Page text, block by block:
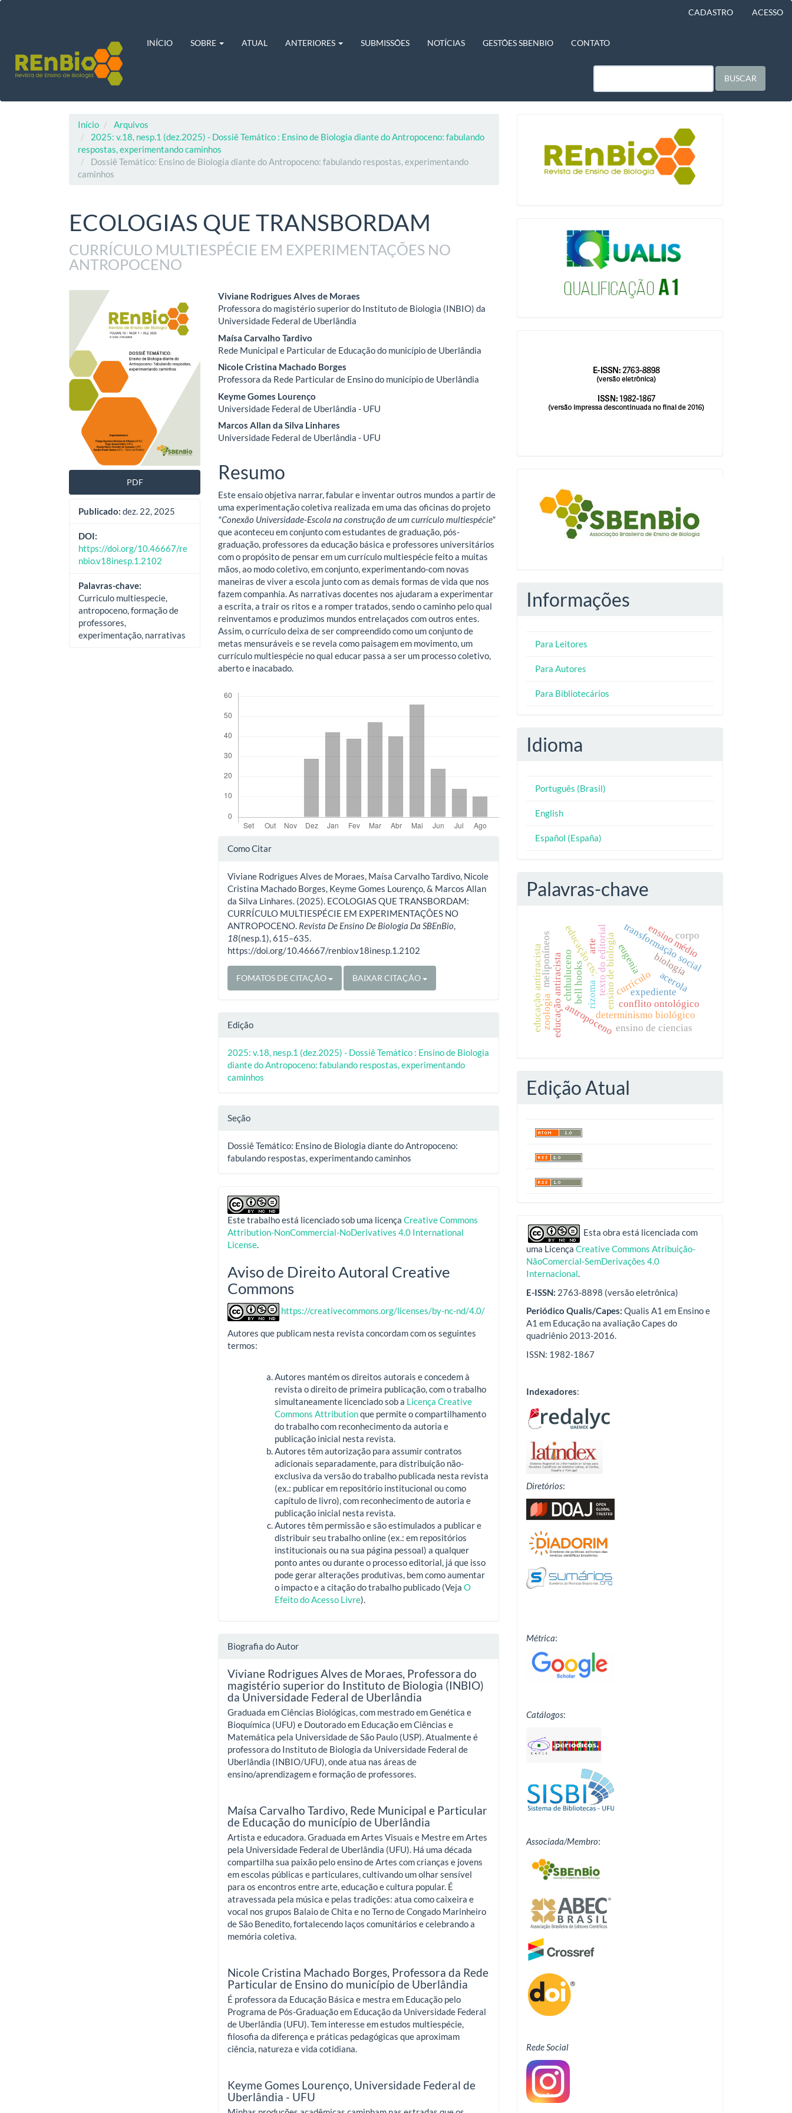
Barra
Lateral
CADASTRO ACESSO
INÍCIO SOBRE ATUAL ANTERIORES SUBMISSÕES NOTÍCIAS GESTÕES SBENBIO CONTATO
BUSCAR
Início
Arquivos
2025: v.18, nesp.1 (dez.2025) - Dossiê Temático : Ensino de Biologia diante do Antropoceno: fabulando
respostas, experimentando caminhos
Dossiê Temático: Ensino de Biologia diante do Antropoceno: fabulando respostas, experimentando
caminhos
ECOLOGIAS QUE TRANSBORDAM
CURRÍCULO MULTIESPÉCIE EM EXPERIMENTAÇÕES NO
ANTROPOCENO
Barra
lateral
de
artigos
PDF
Publicado: dez. 22, 2025
DOI:
https://doi.org/10.46667/re
nbio.v18inesp.1.2102
Palavras-chave:
Curriculo multiespecie,
antropoceno, formação de
professores,
experimentação, narrativas
Conteúdo
do
artigo
principal
Viviane Rodrigues Alves de Moraes
Professora do magistério superior do Instituto de Biologia (INBIO) da
Universidade Federal de Uberlândia
Maísa Carvalho Tardivo
Rede Municipal e Particular de Educação do município de Uberlândia
Nicole Cristina Machado Borges
Professora da Rede Particular de Ensino do município de Uberlândia
Keyme Gomes Lourenço
Universidade Federal de Uberlândia - UFU
Marcos Allan da Silva Linhares
Universidade Federal de Uberlândia - UFU
Resumo
Este ensaio objetiva narrar, fabular e inventar outros mundos a partir de
uma experimentação coletiva realizada em uma das oficinas do projeto
"Conexão Universidade-Escola na construção de um currículo multiespécie"
que aconteceu em conjunto com estudantes de graduação, pós-
graduação, professores da educação básica e professores universitários
com o propósito de pensar em um currículo multiespécie feito a muitas
mãos, ao modo coletivo, em conjunto, experimentando-com novas
maneiras de viver a escola junto com as demais formas de vida que nos
fazem companhia. As narrativas docentes nos ajudaram a experimentar
a escrita, a trair os ritos e a romper tratados, sendo o caminho pelo qual
reinventamos e produzimos mundos entrelaçados com outros entes.
Assim, o currículo deixa de ser compreendido como um conjunto de
metas mensuráveis e se revela como paisagem em movimento, um
currículo multiespécie no qual educar passa a ser um processo coletivo,
aberto e inacabado.
Detalhes
artigo
Como Citar
Viviane Rodrigues Alves de Moraes, Maísa Carvalho Tardivo, Nicole
Cristina Machado Borges, Keyme Gomes Lourenço, & Marcos Allan
da Silva Linhares. (2025). ECOLOGIAS QUE TRANSBORDAM:
CURRÍCULO MULTIESPÉCIE EM EXPERIMENTAÇÕES NO
ANTROPOCENO. Revista De Ensino De Biologia Da SBEnBio,
18(nesp.1), 615–635.
https://doi.org/10.46667/renbio.v18inesp.1.2102
FOMATOS DE CITAÇÃO BAIXAR CITAÇÃO
Edição
2025: v.18, nesp.1 (dez.2025) - Dossiê Temático : Ensino de Biologia
diante do Antropoceno: fabulando respostas, experimentando
caminhos
Seção
Dossiê Temático: Ensino de Biologia diante do Antropoceno:
fabulando respostas, experimentando caminhos
Este trabalho está licenciado sob uma licençaCreative Commons
Attribution-NonCommercial-NoDerivatives 4.0 International
License.
Aviso de Direito Autoral Creative
Commons
https://creativecommons.org/licenses/by-nc-nd/4.0/
Autores que publicam nesta revista concordam com os seguintes
termos:
Autores mantém os direitos autorais e concedem à
revista o direito de primeira publicação, com o trabalho
simultaneamente licenciado sob a Licença Creative
Commons Attributionque permite o compartilhamento
do trabalho com reconhecimento da autoria e
publicação inicial nesta revista.
Autores têm autorização para assumir contratos
adicionais separadamente, para distribuição não-
exclusiva da versão do trabalho publicada nesta revista
(ex.: publicar em repositório institucional ou como
capítulo de livro), com reconhecimento de autoria e
publicação inicial nesta revista.
Autores têm permissão e são estimulados a publicar e
distribuir seu trabalho online (ex.: em repositórios
institucionais ou na sua página pessoal) a qualquer
ponto antes ou durante o processo editorial, já que isso
pode gerar alterações produtivas, bem como aumentar
o impacto e a citação do trabalho publicado (VejaO
Efeito do Acesso Livre).
Biografia do Autor
Viviane Rodrigues Alves de Moraes, Professora do
magistério superior do Instituto de Biologia (INBIO)
da Universidade Federal de Uberlândia
Graduada em Ciências Biológicas, com mestrado em Genética e
Bioquímica (UFU) e Doutorado em Educação em Ciências e
Matemática pela Universidade de São Paulo (USP). Atualmente é
professora do Instituto de Biologia da Universidade Federal de
Uberlândia (INBIO/UFU), onde atua nas áreas de
ensino/aprendizagem e formação de professores.
Maísa Carvalho Tardivo, Rede Municipal e Particular
de Educação do município de Uberlândia
Artista e educadora. Graduada em Artes Visuais e Mestre em Artes
pela Universidade Federal de Uberlândia (UFU). Há uma década
compartilha sua paixão pelo ensino de Artes com crianças e jovens
em escolas públicas e particulares, cultivando um olhar sensível
para os encontros entre arte, educação e cultura popular. É
atravessada pela música e pelas tradições: atua como caixeira e
vocal nos grupos Balaio de Chita e no Terno de Congado Marinheiro
de São Benedito, fortalecendo laços comunitários e celebrando a
memória coletiva.
Nicole Cristina Machado Borges, Professora da Rede
Particular de Ensino do município de Uberlândia
É professora da Educação Básica e mestra em Educação pelo
Programa de Pós-Graduação em Educação da Universidade Federal
de Uberlândia (UFU). Tem interesse em estudos multiespécie,
filosofia da diferença e práticas pedagógicas que aproximam
ciência, natureza e vida cotidiana.
Keyme Gomes Lourenço, Universidade Federal de
Uberlândia - UFU
qualis
blocologosbenbio
Informações
Para Leitores
Para Autores
Para Bibliotecários
Idioma
Português (Brasil)
English
Español (España)
Palavras-chave
texto do editorial eugenia
ensino de biologia
determinismo biológico
transformação social
antropoceno
expediente
educação cts;
educação antiracista bell hooks biologia
conflito ontológico
chthuluceno currículo acerola
ensino médio
meliponíneos
zoologia ensino de ciencias
educação antirracista rizoma
arte
corpo
Edição Atual
indexadoresEsta obra está licenciada com
uma Licença Creative Commons Atribuição-
NãoComercial-SemDerivações 4.0
Internacional.
E-ISSN: 2763-8898 (versão eletrônica)
Periódico Qualis/Capes: Qualis A1 em Ensino e
A1 em Educação na avaliação Capes do
quadriênio 2013-2016.
ISSN: 1982-1867
Indexadores:
Diretórios:
Métrica:
Catálogos:
Associada/Membro:
Rede Social